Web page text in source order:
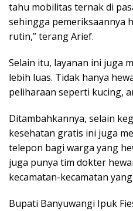
tahu mobilitas ternak di
sehingga pemeriksaannya
rutin,” terang Arief.
Selain itu, layanan ini juga
lebih luas. Tidak hanya
peliharaan seperti kucing,
Ditambahkannya, selain
kesehatan gratis ini juga
telepon bagi warga yang
juga punya tim dokter
kecamatan-kecamatan
Bupati Banyuwangi Ipuk